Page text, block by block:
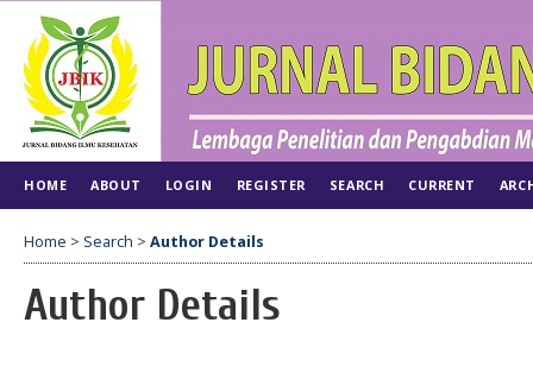
HOME ABOUT LOGIN REGISTER SEARCH CURRENT
Home > Search > Author Details
Author Details